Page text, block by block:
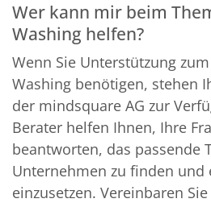
Wer kann mir beim
Washing helfen?
Wenn Sie Unterstützung
Washing benötigen, stehen
der mindsquare AG zur
Berater helfen Ihnen, Ihre
beantworten, das passende
Unternehmen zu finden und
einzusetzen. Vereinbaren